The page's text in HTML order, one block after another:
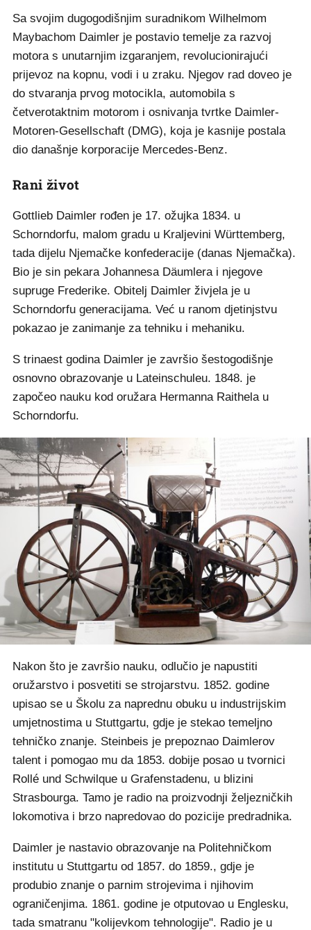
Sa svojim dugogodišnjim suradnikom Wilhelmom
Maybachom Daimler je postavio temelje za razvoj
motora s unutarnjim izgaranjem, revolucionirajući
prijevoz na kopnu, vodi i u zraku. Njegov rad doveo je
do stvaranja prvog motocikla, automobila s
četverotaktnim motorom i osnivanja tvrtke Daimler-
Motoren-Gesellschaft (DMG), koja je kasnije postala
dio današnje korporacije Mercedes-Benz.
Rani život
Gottlieb Daimler rođen je 17. ožujka 1834. u
Schorndorfu, malom gradu u Kraljevini Württemberg,
tada dijelu Njemačke konfederacije (danas Njemačka).
Bio je sin pekara Johannesa Däumlera i njegove
supruge Frederike. Obitelj Daimler živjela je u
Schorndorfu generacijama. Već u ranom djetinjstvu
pokazao je zanimanje za tehniku i mehaniku.
S trinaest godina Daimler je završio šestogodišnje
osnovno obrazovanje u Lateinschuleu. 1848. je
započeo nauku kod oružara Hermanna Raithela u
Schorndorfu.
Nakon što je završio nauku, odlučio je napustiti
oružarstvo i posvetiti se strojarstvu. 1852. godine
upisao se u Školu za naprednu obuku u industrijskim
umjetnostima u Stuttgartu, gdje je stekao temeljno
tehničko znanje. Steinbeis je prepoznao Daimlerov
talent i pomogao mu da 1853. dobije posao u tvornici
Rollé und Schwilque u Grafenstadenu, u blizini
Strasbourga. Tamo je radio na proizvodnji željezničkih
lokomotiva i brzo napredovao do pozicije predradnika.
Daimler je nastavio obrazovanje na Politehničkom
institutu u Stuttgartu od 1857. do 1859., gdje je
produbio znanje o parnim strojevima i njihovim
ograničenjima. 1861. godine je otputovao u Englesku,
tada smatranu "kolijevkom tehnologije". Radio je u